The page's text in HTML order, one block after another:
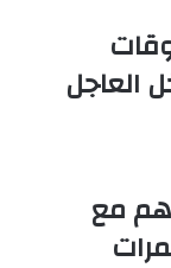
العاجل
مع